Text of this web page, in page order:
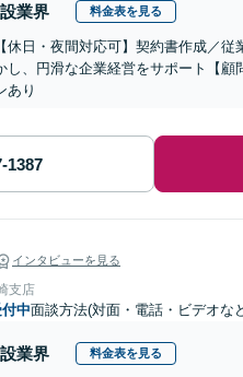
業界 料金表を見る
休日・夜間対応可】契約書作成／
し、円滑な企業経営をサポート【
あり
インタビューを見る
支店
中面談方法(対面・電話・ビデオな
業界 料金表を見る